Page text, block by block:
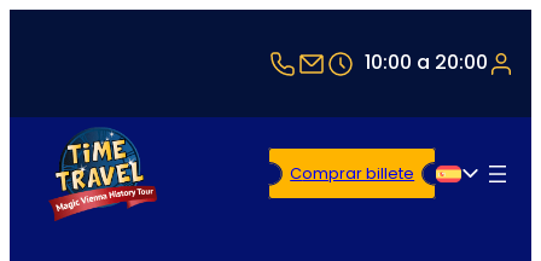
+43 1 5321514
office@timetravel-
10:00 a 20:00
Español
Comprar billete